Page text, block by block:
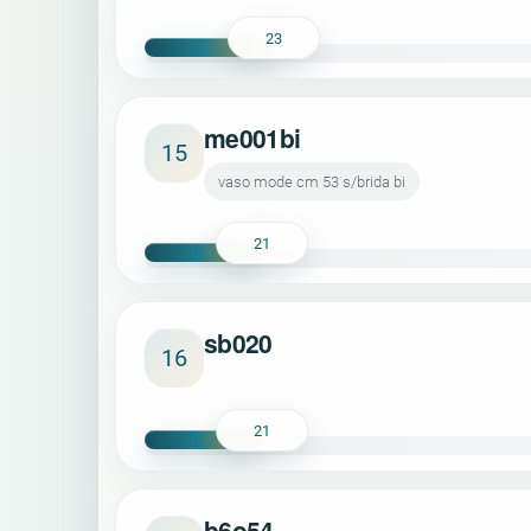
23
15 me001bi
vaso mode cm 53 s/brida bi
21
16 sb020
21